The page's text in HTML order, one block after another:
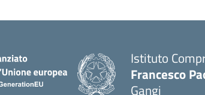
Istituto
Francesco
Gangi